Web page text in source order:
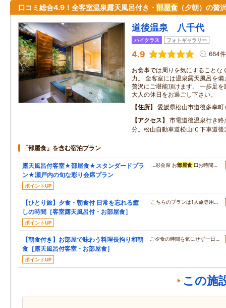
口コミ総合4.9！全客室温泉露天風呂付き・ 部屋食 （夕朝）の贅
道後温泉 八千代
ハイクラス フォトギャラリー
4.9 664件
お食事では周りを気にすることな
力。 全客室には温泉露天風呂を
贅沢にご堪能頂けます。 一歩足
大人の休日をお過ごし下さい。
住所
愛媛県松山市道後多幸町
アクセス
市電道後温泉行き
分。松山自動車道松山IＣ下車道後
「部屋食」を含む宿泊プラン
露天風呂付客室★部屋食★スタンダードプラ
ン★瀬戸内の旬な彩り会席プラン
ポイントUP
…彩会席 お部屋食 □お時間…
【ひとり旅】夕食・朝食付 日常を忘れる癒
しの時間［客室露天風呂付・お部屋食］
ポイントUP
こちらのプランは1人旅専用…
【朝食付き】お部屋で味わう料理長拘り和朝
食［露天風呂付客室・お部屋食］
ポイントUP
ご夕食の時間を気にせず一日…
この施